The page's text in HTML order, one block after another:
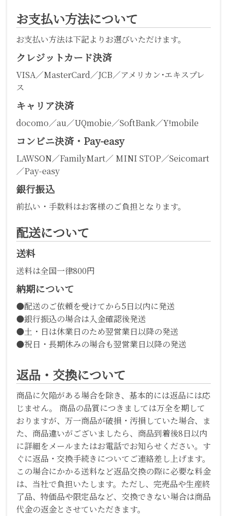
お支払い方法について
お支払い方法は下記よりお選びいただけます。
クレジットカード決済
VISA／MasterCard／JCB／アメリカン･エキスプレ
ス
キャリア決済
docomo／au／UQmobie／SoftBank／Y!mobile
コンビニ決済・Pay-easy
LAWSON／FamilyMart／ MINI STOP／Seicomart
／Pay-easy
銀行振込
前払い・手数料はお客様のご負担となります。
配送について
送料
送料は全国一律800円
納期について
●配送のご依頼を受けてから5日以内に発送
●銀行振込の場合は入金確認後発送
●土・日は休業日のため翌営業日以降の発送
●祝日・長期休みの場合も翌営業日以降の発送
返品・交換について
商品に欠陥がある場合を除き、基本的には返品には応
じません。 商品の品質につきましては万全を期して
おりますが、万一商品が破損・汚損していた場合、ま
た、商品違いがございましたら、商品到着後8日以内
に詳細をメールまたはお電話でお知らせください。す
ぐに返品・交換手続きについてご連絡差し上げます。
この場合にかかる送料など返品交換の際に必要な料金
は、当社で負担いたします。ただし、完売品や生産終
了品、特価品や限定品など、交換できない場合は商品
代金の返金とさせていただきます。